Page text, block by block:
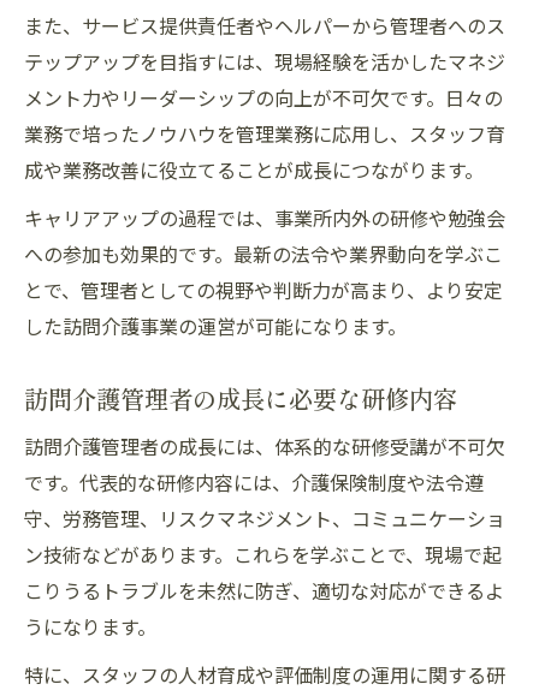
また、サービス提供責任者やヘルパーから管理者へのス
テップアップを目指すには、現場経験を活かしたマネジ
メント力やリーダーシップの向上が不可欠です。日々の
業務で培ったノウハウを管理業務に応用し、スタッフ育
成や業務改善に役立てることが成長につながります。
キャリアアップの過程では、事業所内外の研修や勉強会
への参加も効果的です。最新の法令や業界動向を学ぶこ
とで、管理者としての視野や判断力が高まり、より安定
した訪問介護事業の運営が可能になります。
訪問介護管理者の成長に必要な研修内容
訪問介護管理者の成長には、体系的な研修受講が不可欠
です。代表的な研修内容には、介護保険制度や法令遵
守、労務管理、リスクマネジメント、コミュニケーショ
ン技術などがあります。これらを学ぶことで、現場で起
こりうるトラブルを未然に防ぎ、適切な対応ができるよ
うになります。
特に、スタッフの人材育成や評価制度の運用に関する研